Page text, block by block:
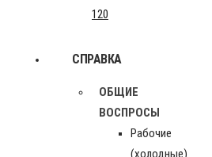
120
СПРАВКА
ОБЩИЕ
ВОСПРОСЫ
Рабочие
(холодные)